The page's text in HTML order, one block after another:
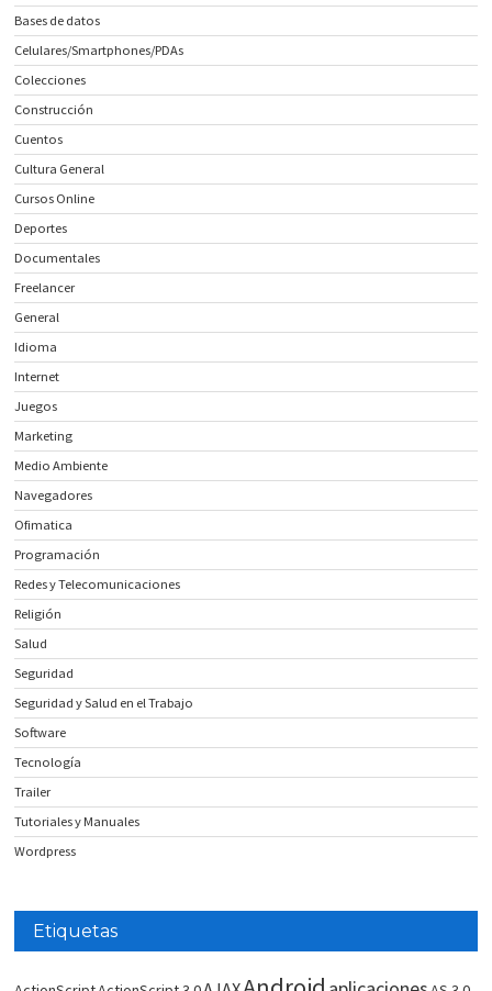
Bases de datos
Celulares/Smartphones/PDAs
Colecciones
Construcción
Cuentos
Cultura General
Cursos Online
Deportes
Documentales
Freelancer
General
Idioma
Internet
Juegos
Marketing
Medio Ambiente
Navegadores
Ofimatica
Programación
Redes y Telecomunicaciones
Religión
Salud
Seguridad
Seguridad y Salud en el Trabajo
Software
Tecnología
Trailer
Tutoriales y Manuales
Wordpress
Etiquetas